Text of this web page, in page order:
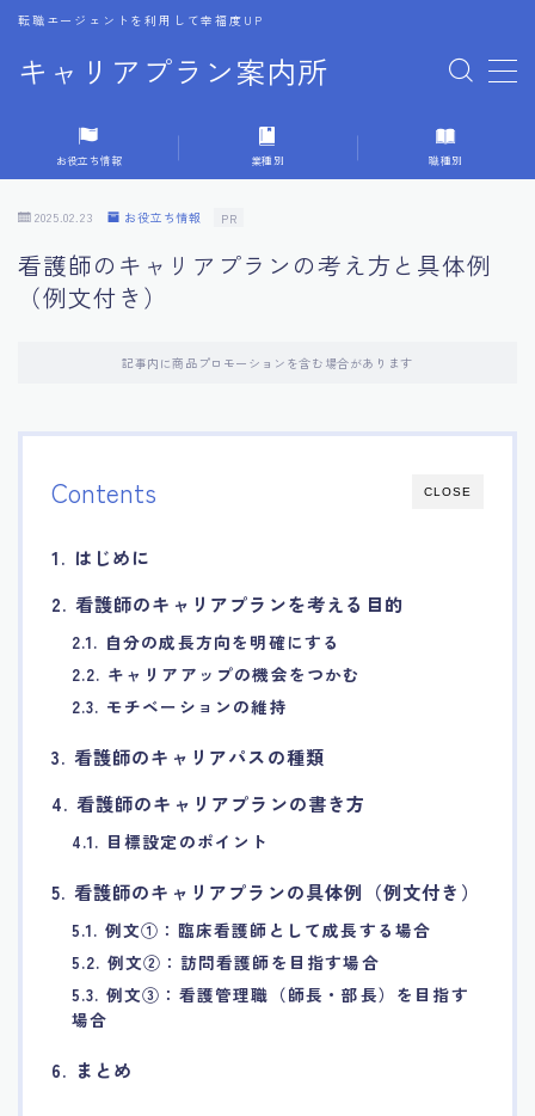
キャリアプラン案内所
転職エージェントを利用して幸福度UP
MENU
1.転職エージェントの選び方
3.キャリア相談時の質問リスト
4.キャリア目標設定の方法
5.キャリアチェンジの体験談
6.専門家からのアドバイス集
7.エージェント面談のポイント
8.非公開求人の魅力
9.年代別の目標設定ポイント
10.エージェント利用時の注意点
11.転職相談で分かる自分の強み
12.異業種への転職成功手法
13.キャリアアップする為の戦略
お役立ち情報 業種別 職種別
2025.02.23 お役立ち情報 PR
看護師のキャリアプランの考え方と具体例
（例文付き）
記事内に商品プロモーションを含む場合があります
CLOSE
Contents
1. はじめに
2. 看護師のキャリアプランを考える目的
2.1. 自分の成長方向を明確にする
2.2. キャリアアップの機会をつかむ
2.3. モチベーションの維持
3. 看護師のキャリアパスの種類
4. 看護師のキャリアプランの書き方
4.1. 目標設定のポイント
5. 看護師のキャリアプランの具体例（例文付き）
5.1. 例文①：臨床看護師として成長する場合
5.2. 例文②：訪問看護師を目指す場合
5.3. 例文③：看護管理職（師長・部長）を目指す
場合
6. まとめ